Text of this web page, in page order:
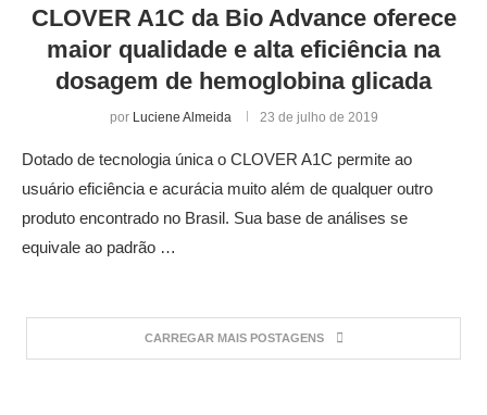
CLOVER A1C da Bio Advance oferece
maior qualidade e alta eficiência na
dosagem de hemoglobina glicada
por Luciene Almeida 23 de julho de 2019
Dotado de tecnologia única o CLOVER A1C permite ao
usuário eficiência e acurácia muito além de qualquer outro
produto encontrado no Brasil. Sua base de análises se
equivale ao padrão …
CARREGAR MAIS POSTAGENS